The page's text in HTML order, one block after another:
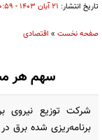
تاریخ انتشار: ۲۱ آبان ۱۴۰۳ - ۲۰:۵۹
صفحه نخست » اقتصادی
سهم هر مشترک
شرکت توزیع نیروی